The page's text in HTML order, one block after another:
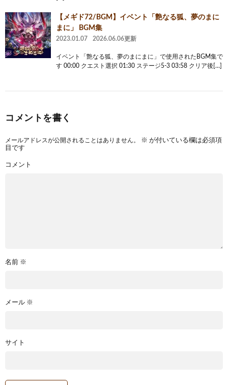
【メギド72/BGM】イベント「艶なる狐、夢のまに
まに」 BGM集
2023.01.07 2026.06.06更新
イベント「艶なる狐、夢のまにまに」で使用されたBGM集で
す 00:00 クエスト選択 01:30 ステージ5-3 03:58 クリア後[…]
コメントを書く
メールアドレスが公開されることはありません。 ※ が付いている欄は必須項
目です
コメント
名前 ※
メール ※
サイト